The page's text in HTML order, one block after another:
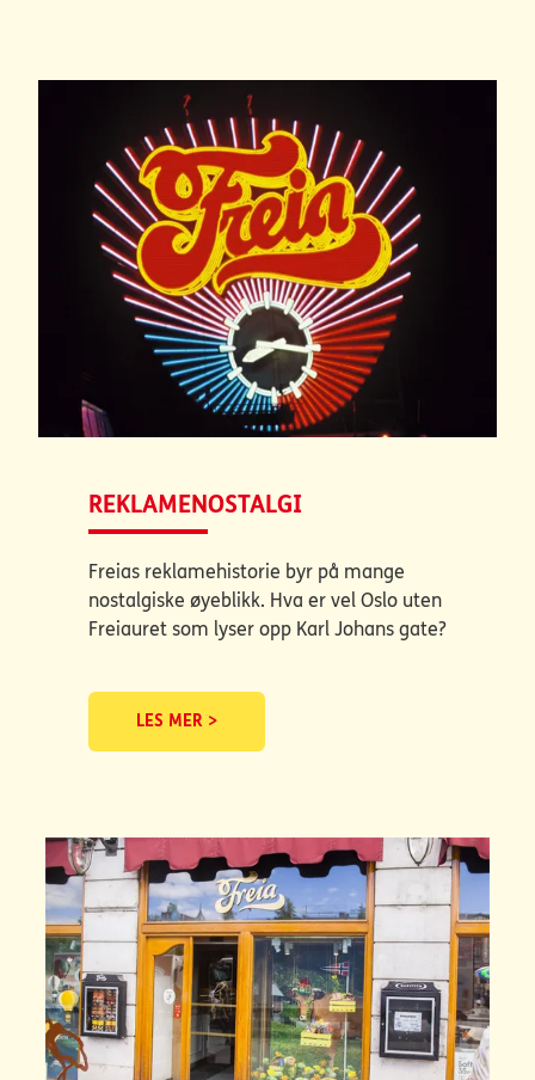
REKLAMENOSTALGI
Freias reklamehistorie byr på mange
nostalgiske øyeblikk. Hva er vel Oslo uten
Freiauret som lyser opp Karl Johans gate?
LES MER >